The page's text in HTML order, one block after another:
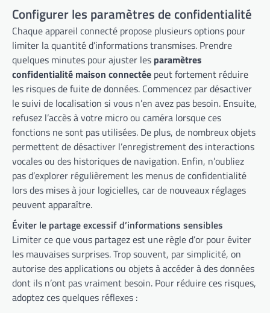
Configurer les paramètres de confidentialité
Chaque appareil connecté propose plusieurs options pour
limiter la quantité d’informations transmises. Prendre
quelques minutes pour ajuster les paramètres
confidentialité maison connectée peut fortement réduire
les risques de fuite de données. Commencez par désactiver
le suivi de localisation si vous n’en avez pas besoin. Ensuite,
refusez l’accès à votre micro ou caméra lorsque ces
fonctions ne sont pas utilisées. De plus, de nombreux objets
permettent de désactiver l’enregistrement des interactions
vocales ou des historiques de navigation. Enfin, n’oubliez
pas d’explorer régulièrement les menus de confidentialité
lors des mises à jour logicielles, car de nouveaux réglages
peuvent apparaître.
Éviter le partage excessif d’informations sensibles
Limiter ce que vous partagez est une règle d’or pour éviter
les mauvaises surprises. Trop souvent, par simplicité, on
autorise des applications ou objets à accéder à des données
dont ils n’ont pas vraiment besoin. Pour réduire ces risques,
adoptez ces quelques réflexes :